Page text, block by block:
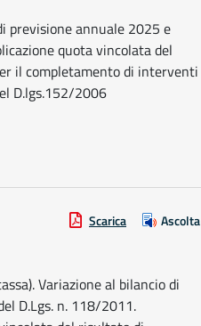
previsione annuale 2025 e
quota vincolata del
il completamento di interventi
D.lgs.152/2006
Scarica Ascolta
Variazione al bilancio di
D.Lgs. n. 118/2011.